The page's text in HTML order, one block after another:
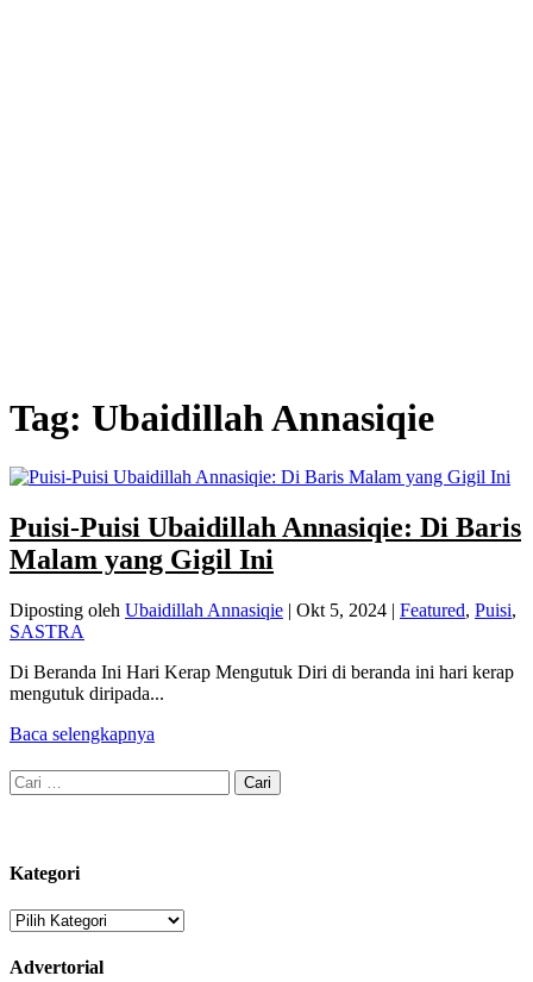
Tag: Ubaidillah Annasiqie
Puisi-Puisi Ubaidillah Annasiqie: Di Baris
Malam yang Gigil Ini
Diposting oleh Ubaidillah Annasiqie | Okt 5, 2024 | Featured, Puisi,
SASTRA
Di Beranda Ini Hari Kerap Mengutuk Diri di beranda ini hari kerap
mengutuk diripada...
Baca selengkapnya
Cari
untuk:
Kategori
Kategori
Advertorial